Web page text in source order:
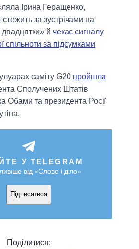
Ірина Геращенко,
за зустрічами на
двадцятки» й чекає сигналу
спільноти за підсумками
саміту G20 пройшла
Сполучених Штатів
Обами та президента Росії
У TELEGRAM
від «Слово і діло»
Підписатися
Поділитися: